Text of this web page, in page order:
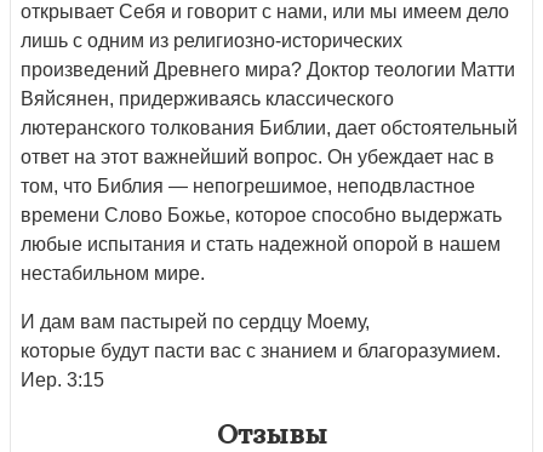
открывает Себя и говорит с нами, или мы имеем дело
лишь с одним из религиозно-исторических
произведений Древнего мира? Доктор теологии Матти
Вяйсянен, придерживаясь классического
лютеранского толкования Библии, дает обстоятельный
ответ на этот важнейший вопрос. Он убеждает нас в
том, что Библия — непогрешимое, неподвластное
времени Слово Божье, которое способно выдержать
любые испытания и стать надежной опорой в нашем
нестабильном мире.
И дам вам пастырей по сердцу Моему,
которые будут пасти вас с знанием и благоразумием.
Иер. 3:15
Отзывы